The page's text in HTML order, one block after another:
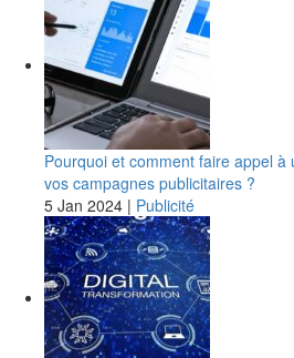
Pourquoi et comment faire appel
vos campagnes publicitaires ?
5 Jan 2024 | Publicité